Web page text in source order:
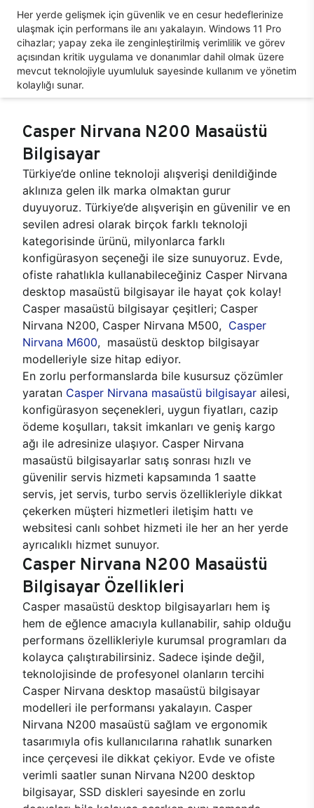
Her yerde gelişmek için güvenlik ve en cesur hedeflerinize
ulaşmak için performans ile anı yakalayın. Windows 11 Pro
cihazlar; yapay zeka ile zenginleştirilmiş verimlilik ve görev
açısından kritik uygulama ve donanımlar dahil olmak üzere
mevcut teknolojiyle uyumluluk sayesinde kullanım ve yönetim
kolaylığı sunar.
Casper Nirvana N200 Masaüstü
Bilgisayar
Türkiye’de online teknoloji alışverişi denildiğinde
aklınıza gelen ilk marka olmaktan gurur
duyuyoruz. Türkiye’de alışverişin en güvenilir ve en
sevilen adresi olarak birçok farklı teknoloji
kategorisinde ürünü, milyonlarca farklı
konfigürasyon seçeneği ile size sunuyoruz. Evde,
ofiste rahatlıkla kullanabileceğiniz Casper Nirvana
desktop masaüstü bilgisayar ile hayat çok kolay!
Casper masaüstü bilgisayar çeşitleri; Casper
Nirvana N200, Casper Nirvana M500, Casper
Nirvana M600, masaüstü desktop bilgisayar
modelleriyle size hitap ediyor.
En zorlu performanslarda bile kusursuz çözümler
yaratan Casper Nirvana masaüstü bilgisayar ailesi,
konfigürasyon seçenekleri, uygun fiyatları, cazip
ödeme koşulları, taksit imkanları ve geniş kargo
ağı ile adresinize ulaşıyor. Casper Nirvana
masaüstü bilgisayarlar satış sonrası hızlı ve
güvenilir servis hizmeti kapsamında 1 saatte
servis, jet servis, turbo servis özellikleriyle dikkat
çekerken müşteri hizmetleri iletişim hattı ve
websitesi canlı sohbet hizmeti ile her an her yerde
ayrıcalıklı hizmet sunuyor.
Casper Nirvana N200 Masaüstü
Bilgisayar Özellikleri
Casper masaüstü desktop bilgisayarları hem iş
hem de eğlence amacıyla kullanabilir, sahip olduğu
performans özellikleriyle kurumsal programları da
kolayca çalıştırabilirsiniz. Sadece işinde değil,
teknolojisinde de profesyonel olanların tercihi
Casper Nirvana desktop masaüstü bilgisayar
modelleri ile performansı yakalayın. Casper
Nirvana N200 masaüstü sağlam ve ergonomik
tasarımıyla ofis kullanıcılarına rahatlık sunarken
ince çerçevesi ile dikkat çekiyor. Evde ve ofiste
verimli saatler sunan Nirvana N200 desktop
bilgisayar, SSD diskleri sayesinde en zorlu